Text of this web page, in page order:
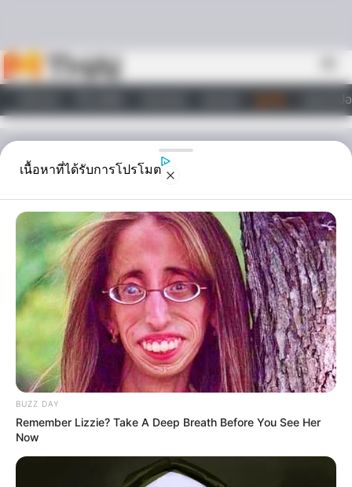
วอลเปเ
ไลฟ์สไตล์
ดูดวง
ทำนายฝัน เรื่องเพศสัมพันธ์
ถ้าคุณ ฝัน ถึงเรื่อง เพศสัมพันธ์ ล่ะ คุณรู้หรือเปล่า ว่าเหตุการณ์ในความ
ฝัน ที่เกิดขึ้น มันหมายความว่าอะไรบ้าง วันนี้ Horoscope.Mthai.com
มีคำตอบ ไปดูกัน
Home/ดูดวง,ไลฟ์สไตล์/ ทำนายฝัน เรื่องเพศสัมพันธ์
ดูดวง |
แบ่งปัน
เนื้อหาที่ได้รับการโปรโมต
BUZZ DAY
Remember Lizzie? Take A Deep Breath Before You See Her
Now